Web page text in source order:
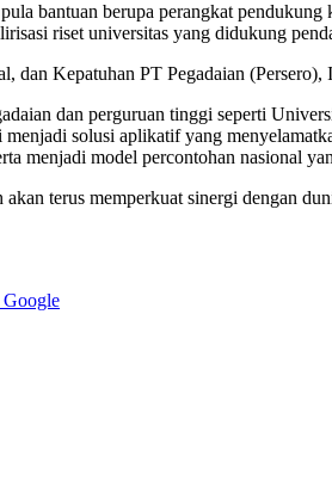
bantuan berupa perangkat
riset universitas yang didukung
dan Kepatuhan PT Pegadaian
dan perguruan tinggi seperti
solusi aplikatif yang
menjadi model percontohan nasional
terus memperkuat sinergi dengan
Google